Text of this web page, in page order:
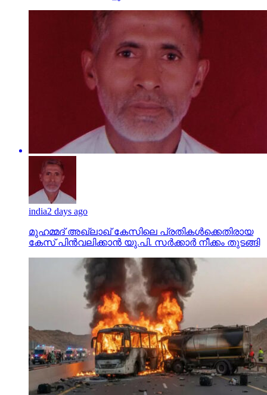
india2 days ago
മുഹമ്മദ് അഖ്‌ലാഖ് കേസിലെ പ്രതികള്‍ക്കെതിരായ
കേസ് പിന്‍വലിക്കാന്‍ യു.പി. സര്‍ക്കാര്‍ നീക്കം തുടങ്ങി